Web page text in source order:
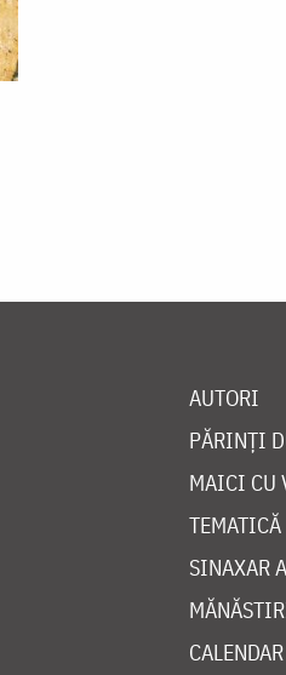
AUTORI
PĂRINȚI
MAICI CU
TEMATICĂ
SINAXAR